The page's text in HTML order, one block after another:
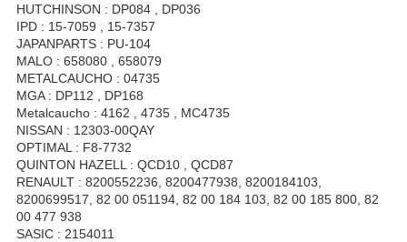
HUTCHINSON : DP084 , DP036
IPD : 15-7059 , 15-7357
JAPANPARTS : PU-104
MALO : 658080 , 658079
METALCAUCHO : 04735
MGA : DP112 , DP168
Metalcaucho : 4162 , 4735 , MC4735
NISSAN : 12303-00QAY
OPTIMAL : F8-7732
QUINTON HAZELL : QCD10 , QCD87
RENAULT : 8200552236, 8200477938, 8200184103,
8200699517, 82 00 051194, 82 00 184 103, 82 00 185 800, 82
00 477 938
SASIC : 2154011